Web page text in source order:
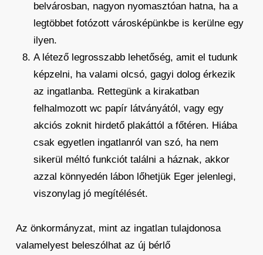
belvárosban, nagyon nyomasztóan hatna, ha a
legtöbbet fotózott városképünkbe is kerülne egy
ilyen.
A létező legrosszabb lehetőség, amit el tudunk
képzelni, ha valami olcsó, gagyi dolog érkezik
az ingatlanba. Rettegünk a kirakatban
felhalmozott wc papír látványától, vagy egy
akciós zoknit hirdető plakáttól a főtéren. Hiába
csak egyetlen ingatlanról van szó, ha nem
sikerül méltó funkciót találni a háznak, akkor
azzal könnyedén lábon lőhetjük Eger jelenlegi,
viszonylag jó megítélését.
Az önkormányzat, mint az ingatlan tulajdonosa
valamelyest beleszólhat az új bérlő